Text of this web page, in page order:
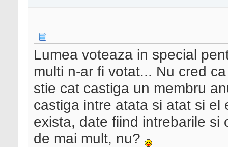
Lumea voteaza in special
multi n-ar fi votat... Nu cred
stie cat castiga un membru
castiga intre atata si atat si
exista, date fiind intrebarile si
de mai mult, nu?